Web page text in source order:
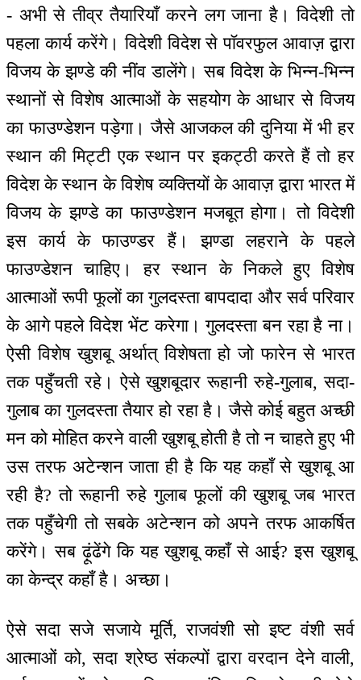
- अभी से तीव्र तैयारियाँ करने लग जाना है। विदेशी तो
पहला कार्य करेंगे। विदेशी विदेश से पॉवरफुल आवाज़ द्वारा
विजय के झण्डे की नींव डालेंगे। सब विदेश के भिन्न-भिन्न
स्थानों से विशेष आत्माओं के सहयोग के आधार से विजय
का फाउण्डेशन पड़ेगा। जैसे आजकल की दुनिया में भी हर
स्थान की मिट्टी एक स्थान पर इकट्ठी करते हैं तो हर
विदेश के स्थान के विशेष व्यक्तियों के आवाज़ द्वारा भारत में
विजय के झण्डे का फाउण्डेशन मजबूत होगा। तो विदेशी
इस कार्य के फाउण्डर हैं। झण्डा लहराने के पहले
फाउण्डेशन चाहिए। हर स्थान के निकले हुए विशेष
आत्माओं रूपी फूलों का गुलदस्ता बापदादा और सर्व परिवार
के आगे पहले विदेश भेंट करेगा। गुलदस्ता बन रहा है ना।
ऐसी विशेष खुशबू अर्थात् विशेषता हो जो फारेन से भारत
तक पहुँचती रहे। ऐसे खुशबूदार रूहानी रुहे-गुलाब, सदा-
गुलाब का गुलदस्ता तैयार हो रहा है। जैसे कोई बहुत अच्छी
मन को मोहित करने वाली खुशबू होती है तो न चाहते हुए भी
उस तरफ अटेन्शन जाता ही है कि यह कहाँ से खुशबू आ
रही है? तो रूहानी रुहे गुलाब फूलों की खुशबू जब भारत
तक पहुँचेगी तो सबके अटेन्शन को अपने तरफ आकर्षित
करेंगे। सब ढ़ूंढेंगे कि यह खुशबू कहाँ से आई? इस खुशबू
का केन्द्र कहाँ है। अच्छा।
ऐसे सदा सजे सजाये मूर्ति, राजवंशी सो इष्ट वंशी सर्व
आत्माओं को, सदा श्रेष्ठ संकल्पों द्वारा वरदान देने वाली,